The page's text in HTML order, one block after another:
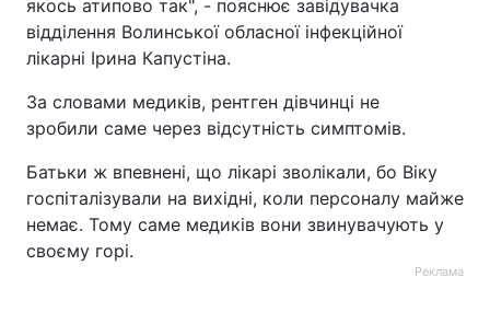
якось атипово так", - пояснює завідувачка
відділення Волинської обласної інфекційної
лікарні Ірина Капустіна.
За словами медиків, рентген дівчинці не
зробили саме через відсутність симптомів.
Батьки ж впевнені, що лікарі зволікали, бо Віку
госпіталізували на вихідні, коли персоналу майже
немає. Тому саме медиків вони звинувачують у
своєму горі.
Реклама